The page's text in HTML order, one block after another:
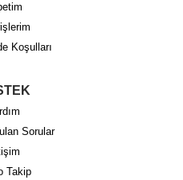
Koşulları
Sorular
Takip